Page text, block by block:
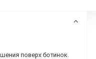
поверх ботинок.